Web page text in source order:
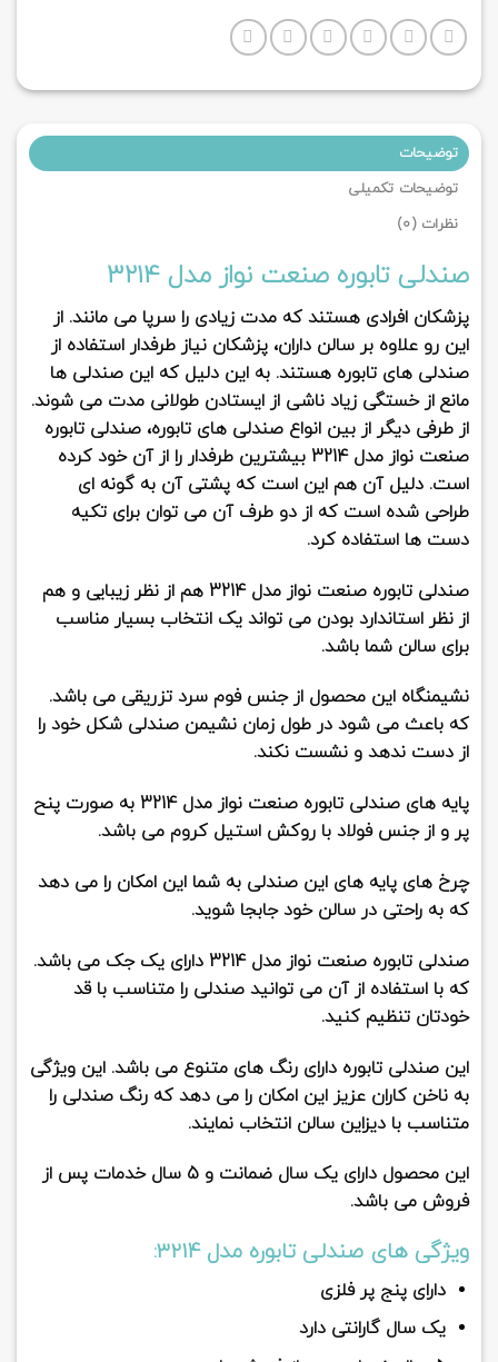
توضیحات
توضیحات تکمیلی
نظرات (0)
صندلی تابوره صنعت نواز مدل 3214
پزشکان افرادی هستند که مدت زیادی را سرپا می مانند. از
این رو علاوه بر سالن داران، پزشکان نیاز طرفدار استفاده از
صندلی های تابوره هستند. به این دلیل که این صندلی ها
مانع از خستگی زیاد ناشی از ایستادن طولانی مدت می شوند.
از طرفی دیگر از بین انواع صندلی های تابوره، صندلی تابوره
صنعت نواز مدل 3214
بیشترین طرفدار را از آن خود کرده
است. دلیل آن هم این است که پشتی آن به گونه ای
طراحی شده است که از دو طرف آن می توان برای تکیه
دست ها استفاده کرد.
صندلی تابوره صنعت نواز مدل 3214
هم از نظر زیبایی و هم
از نظر استاندارد بودن می تواند یک انتخاب بسیار مناسب
برای سالن شما باشد.
نشیمنگاه این محصول از جنسفوم سرد تزریقی می باشد.
که باعث می شود در طول زمان نشیمن صندلی شکل خود را
از دست ندهد و نشست نکند.
پایه های صندلی تابوره صنعت نواز مدل 3214
به صورت پنح
پر و از جنس فولاد با روکش استیل کروم می باشد.
چرخ های پایه های این صندلی به شما این امکان را می دهد
که به راحتی در سالن خود جابجا شوید.
صندلی تابوره صنعت نواز مدل 3214
دارای یک جک می باشد.
که با استفاده از آن می توانید صندلی را متناسب با قد
خودتان تنظیم کنید.
این صندلی تابوره دارای رنگ های متنوع می باشد. این ویژگی
به ناخن کاران عزیز این امکان را می دهد که رنگ صندلی را
متناسب با دیزاین سالن انتخاب نمایند.
این محصول دارای یک سال ضمانت و 5 سال خدمات پس از
فروش می باشد.
ویژگی های صندلی تابوره مدل 3214:
دارای پنج پر فلزی
یک سال گارانتی دارد